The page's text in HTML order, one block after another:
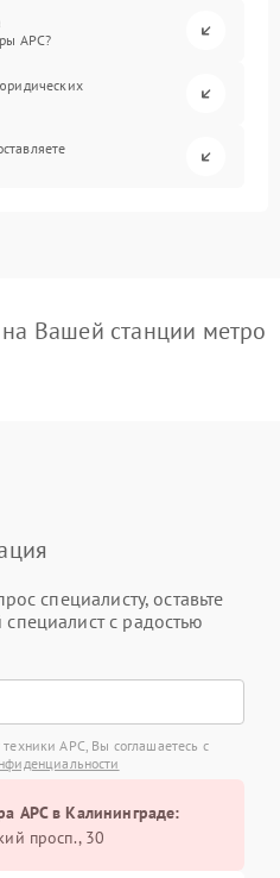
APC?
Вашей станции метро
специалисту, оставьте
с радостью
APC, Вы соглашаетесь с
APC в Калининграде:
просп., 30